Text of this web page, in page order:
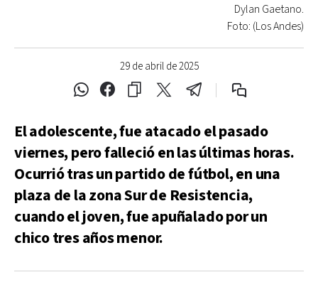
29 de abril de 2025
Dylan Gaetano.
Foto: (Los Andes)
El adolescente, fue atacado el pasado
viernes, pero falleció en las últimas horas.
Ocurrió tras un partido de fútbol, en una
plaza de la zona Sur de Resistencia,
cuando el joven, fue apuñalado por un
chico tres años menor.